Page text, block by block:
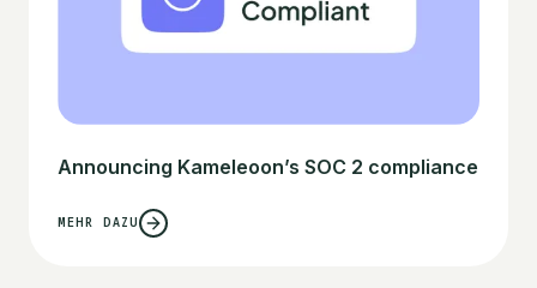
Announcing Kameleoon’s SOC 2 compliance
MEHR DAZU